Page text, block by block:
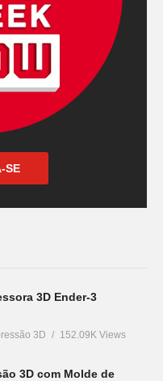
SE
3D Ender-3
3D 152.09K Views
3D com Molde de